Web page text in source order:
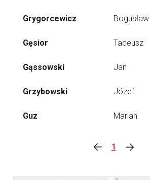
Grygorcewicz Bogusław
Gęsior Tadeusz
Gąssowski Jan
Grzybowski Józef
Guz Marian
1